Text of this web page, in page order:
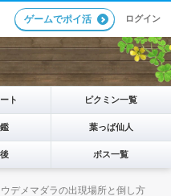
ゲームでポイ活 ログイン
ト ピクミン一覧
葉っぱ仙人
ボス一覧
デメマダラの出現場所と倒し方